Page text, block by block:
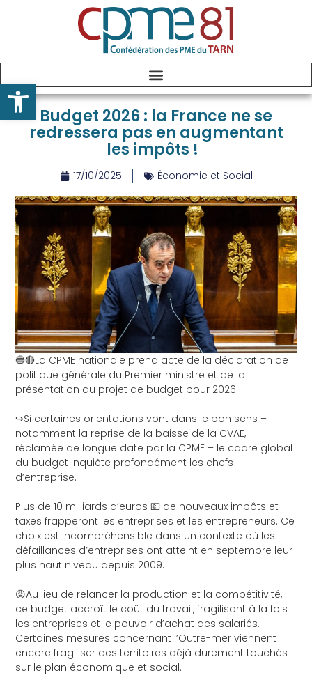
Budget 2026 : la France ne se
redressera pas en augmentant
les impôts !
17/10/2025 Économie et Social
🔵🔴La CPME nationale prend acte de la déclaration de
politique générale du Premier ministre et de la
présentation du projet de budget pour 2026.
↪️Si certaines orientations vont dans le bon sens –
notamment la reprise de la baisse de la CVAE,
réclamée de longue date par la CPME – le cadre global
du budget inquiète profondément les chefs
d’entreprise.
Plus de 10 milliards d’euros 💶 de nouveaux impôts et
taxes frapperont les entreprises et les entrepreneurs. Ce
choix est incompréhensible dans un contexte où les
défaillances d’entreprises ont atteint en septembre leur
plus haut niveau depuis 2009.
😡Au lieu de relancer la production et la compétitivité,
ce budget accroît le coût du travail, fragilisant à la fois
les entreprises et le pouvoir d’achat des salariés.
Certaines mesures concernant l’Outre-mer viennent
encore fragiliser des territoires déjà durement touchés
sur le plan économique et social.
Ouvrir la barre d’outils